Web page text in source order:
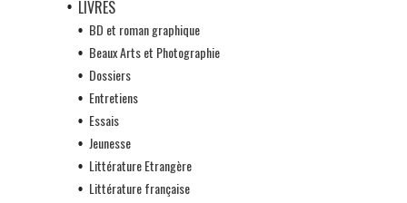
LIVRES
BD et roman graphique
Beaux Arts et Photographie
Dossiers
Entretiens
Essais
Jeunesse
Littérature Etrangère
Littérature française